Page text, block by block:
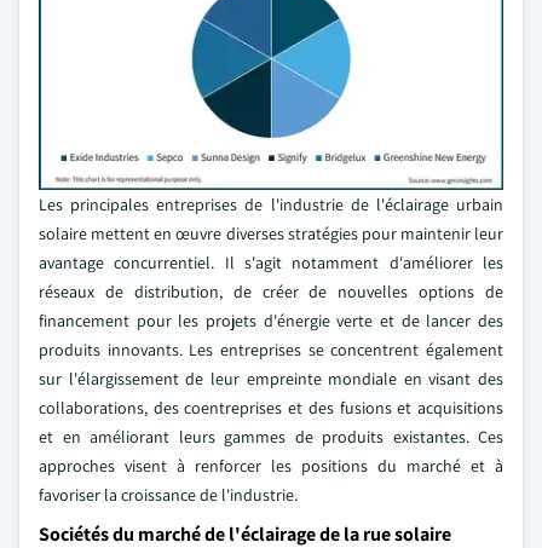
Les principales entreprises de l'industrie de l'éclairage urbain
solaire mettent en œuvre diverses stratégies pour maintenir leur
avantage concurrentiel. Il s'agit notamment d'améliorer les
réseaux de distribution, de créer de nouvelles options de
financement pour les projets d'énergie verte et de lancer des
produits innovants. Les entreprises se concentrent également
sur l'élargissement de leur empreinte mondiale en visant des
collaborations, des coentreprises et des fusions et acquisitions
et en améliorant leurs gammes de produits existantes. Ces
approches visent à renforcer les positions du marché et à
favoriser la croissance de l'industrie.
Sociétés du marché de l'éclairage de la rue solaire